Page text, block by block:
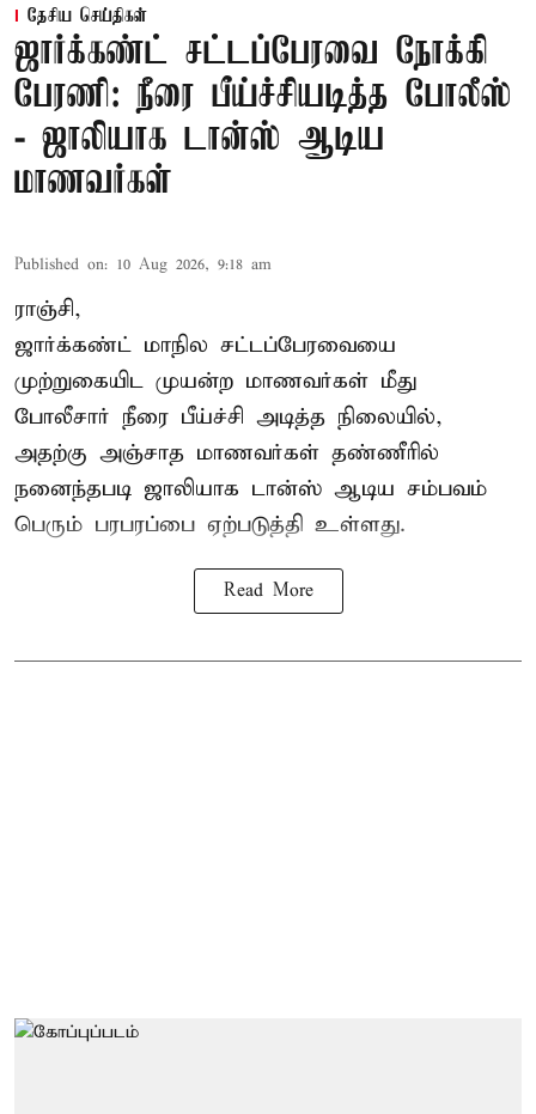
தேசிய செய்திகள்
ஜார்க்கண்ட் சட்டப்பேரவை நோக்கி
பேரணி: நீரை பீய்ச்சியடித்த போலீஸ்
- ஜாலியாக டான்ஸ் ஆடிய
மாணவர்கள்
Published on: 10 Aug 2026, 9:18 am
ராஞ்சி,
ஜார்க்கண்ட் மாநில சட்டப்பேரவையை
முற்றுகையிட முயன்ற மாணவர்கள் மீது
போலீசார் நீரை பீய்ச்சி அடித்த நிலையில்,
அதற்கு அஞ்சாத மாணவர்கள் தண்ணீரில்
நனைந்தபடி ஜாலியாக டான்ஸ் ஆடிய சம்பவம்
பெரும் பரபரப்பை ஏற்படுத்தி உள்ளது.
Read More